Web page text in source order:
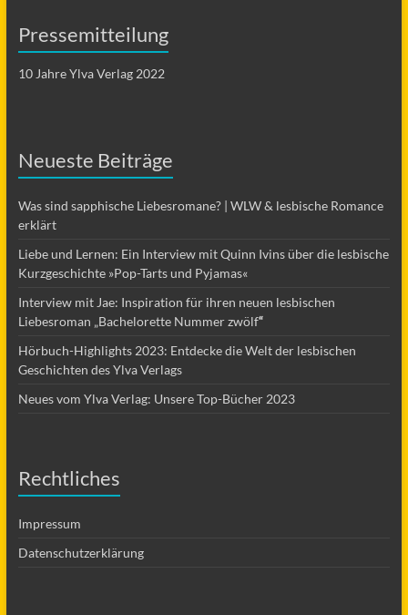
Pressemitteilung
10 Jahre Ylva Verlag 2022
Neueste Beiträge
Was sind sapphische Liebesromane? | WLW & lesbische Romance
erklärt
Liebe und Lernen: Ein Interview mit Quinn Ivins über die lesbische
Kurzgeschichte »Pop-Tarts und Pyjamas«
Interview mit Jae: Inspiration für ihren neuen lesbischen
Liebesroman „Bachelorette Nummer zwölf“
Hörbuch-Highlights 2023: Entdecke die Welt der lesbischen
Geschichten des Ylva Verlags
Neues vom Ylva Verlag: Unsere Top-Bücher 2023
Rechtliches
Impressum
Datenschutzerklärung